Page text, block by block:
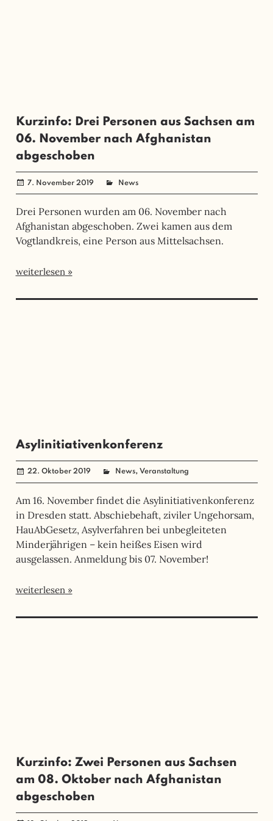
Kurzinfo: Drei Personen aus Sachsen am
06. November nach Afghanistan
abgeschoben
7. November 2019 administrator
News
Drei Personen wurden am 06. November nach
Afghanistan abgeschoben. Zwei kamen aus dem
Vogtlandkreis, eine Person aus Mittelsachsen.
weiterlesen
Asylinitiativenkonferenz
22. Oktober 2019 administrator
News, Veranstaltung
Am 16. November findet die Asylinitiativenkonferenz
in Dresden statt. Abschiebehaft, ziviler Ungehorsam,
HauAbGesetz, Asylverfahren bei unbegleiteten
Minderjährigen – kein heißes Eisen wird
ausgelassen. Anmeldung bis 07. November!
weiterlesen
Kurzinfo: Zwei Personen aus Sachsen
am 08. Oktober nach Afghanistan
abgeschoben